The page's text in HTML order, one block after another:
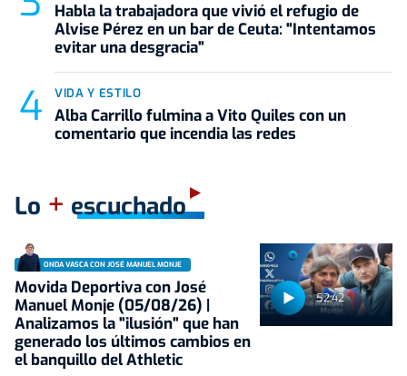
Habla la trabajadora que vivió el refugio de
Alvise Pérez en un bar de Ceuta: "Intentamos
evitar una desgracia"
VIDA Y ESTILO
Alba Carrillo fulmina a Vito Quiles con un
comentario que incendia las redes
Lo + escuchado
52:42
ONDA VASCA CON JOSÉ MANUEL MONJE
Movida Deportiva con José
Manuel Monje (05/08/26) |
Analizamos la "ilusión" que han
generado los últimos cambios en
el banquillo del Athletic